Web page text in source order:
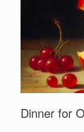
Dinner for